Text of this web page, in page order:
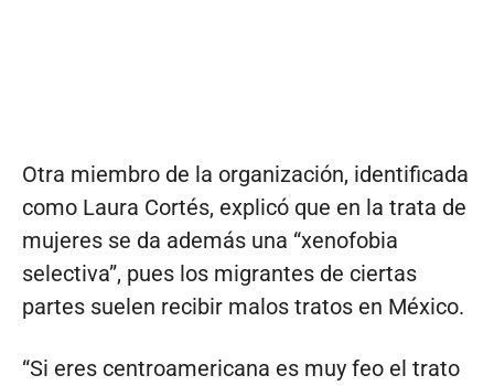
Otra miembro de la organización, identificada
como Laura Cortés, explicó que en la trata de
mujeres se da además una “xenofobia
selectiva”, pues los migrantes de ciertas
partes suelen recibir malos tratos en México.
“Si eres centroamericana es muy feo el trato